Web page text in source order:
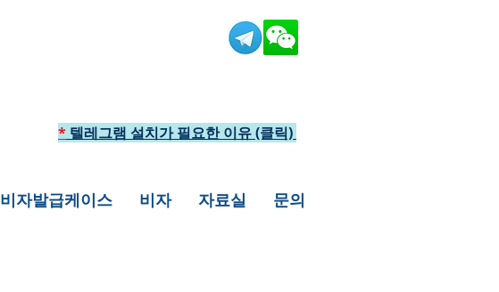
* 텔레그램 설치가 필요한 이유 (클릭)
비자발급케이스 비자 자료실 문의